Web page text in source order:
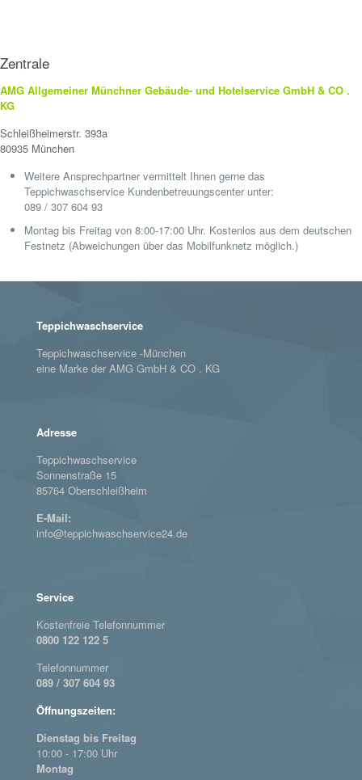
Zentrale
AMG Allgemeiner Münchner Gebäude- und Hotelservice GmbH & CO .
KG
Schleißheimerstr. 393a
80935 München
Weitere Ansprechpartner vermittelt Ihnen gerne das
Teppichwaschservice Kundenbetreuungscenter unter:
089 / 307 604 93
Montag bis Freitag von 8:00-17:00 Uhr. Kostenlos aus dem deutschen
Festnetz (Abweichungen über das Mobilfunknetz möglich.)
Teppichwaschservice
Teppichwaschservice -München
eine Marke der AMG GmbH & CO . KG
Adresse
Teppichwaschservice
Sonnenstraße 15
85764 Oberschleißheim
E-Mail:
info@teppichwaschservice24.de
Service
Kostenfreie Telefonnummer
0800 122 122 5
Telefonnummer
089 / 307 604 93
Öffnungszeiten:
Dienstag bis Freitag
10:00 - 17:00 Uhr
Montag